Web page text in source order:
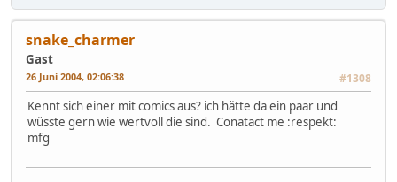
snake_charmer
Gast
26 Juni 2004, 02:06:38 #1308
Kennt sich einer mit comics aus? ich hätte da ein paar und
wüsste gern wie wertvoll die sind. Conatact me :respekt:
mfg